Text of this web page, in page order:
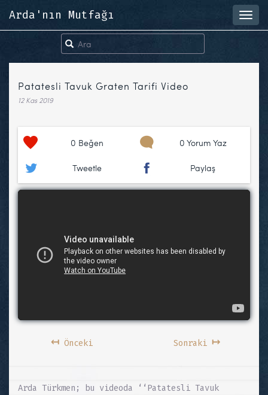
Arda'nın Mutfağı
Patatesli Tavuk Graten Tarifi Video
12 Kas 2019
0 Beğen 0 Yorum Yaz
Tweetle Paylaş
↤Önceki Sonraki ↦
Arda Türkmen; bu videoda ‘‘Patatesli Tavuk